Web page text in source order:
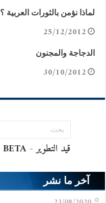
لماذا نؤمن بالثورات العربية ؟
25/12/2012
الدجاجة والمجنون
30/10/2012
آخر ما نشر